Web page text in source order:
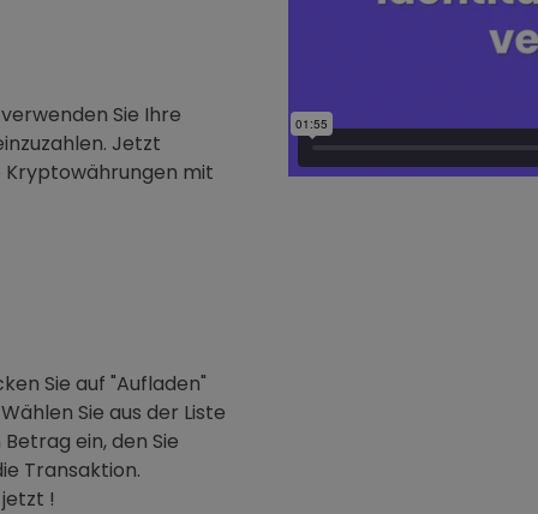
Sie Ihre
Jetzt
Kryptowährungen mit
Sie auf "Aufladen"
Sie aus der Liste
ein, den Sie
Transaktion.
!